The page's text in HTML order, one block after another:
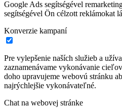
Google Ads segítségével
segítségével Ön célzott reklámokat
Konverzie kampaní
Pre vylepšenie naších služieb a
zaznamenávame vykonávanie
doho upravujeme webovú stránku
najrýchlejšie vykonávateľné.
Chat na webovej stránke